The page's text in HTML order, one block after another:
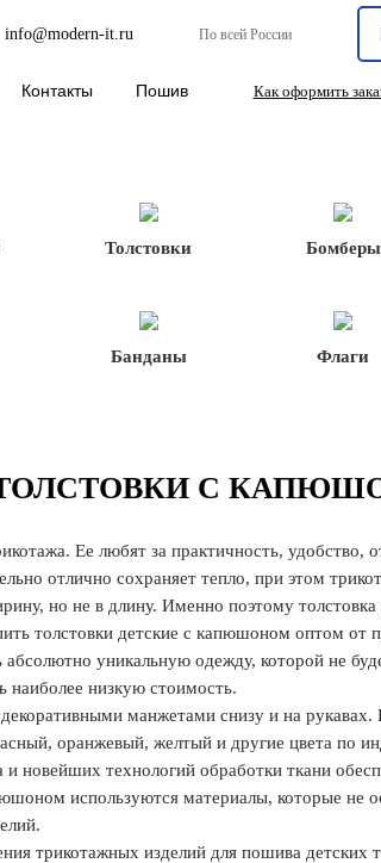
info@modern-it.ru По всей России
Контакты Пошив Как оформить
Толстовки Бомберы
Банданы Флаги
С
Ее любят за практичность, удобство,
отлично сохраняет тепло, при этом
но не в длину. Именно поэтому
толстовки детские с капюшоном оптом от
уникальную одежду, которой не
наиболее низкую стоимость.
манжетами снизу и на
оранжевый, желтый и другие цвета по
новейших технологий обработки ткани
используются материалы, которые не
трикотажных изделий для пошива детских